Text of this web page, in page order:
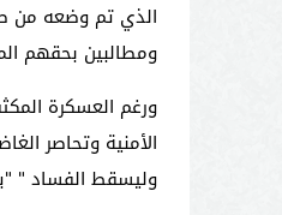
ومطالبين بحقهم
ورغم العسكرة
الأمنية وتحاصر
وليسقط الفساد "